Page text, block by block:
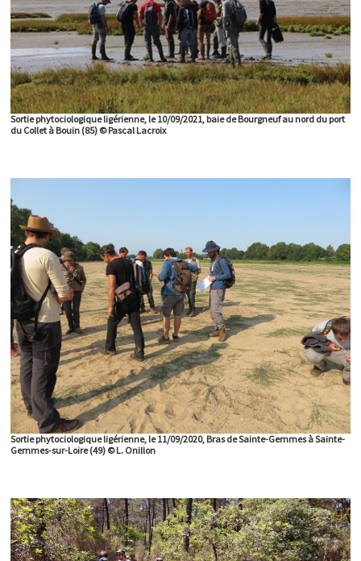
Sortie phytociologique ligérienne, le 10/09/2021, baie de Bourgneuf au nord du port
du Collet à Bouin (85) © Pascal Lacroix
Sortie phytociologique ligérienne, le 11/09/2020, Bras de Sainte-Gemmes à Sainte-
Gemmes-sur-Loire (49) © L. Onillon